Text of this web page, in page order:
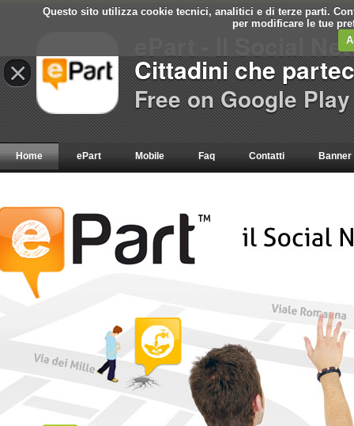
Questo sito utilizza cookie tecnici, analitici e di terze parti.
per modificare le tue
Home ePart Mobile Faq Contatti Banner
×
ePart - Il Social
Cittadini che
Free on Google Play